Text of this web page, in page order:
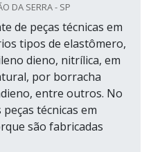
DA SERRA - SP
de peças técnicas em
tipos de elastômero,
dieno, nitrílica, em
por borracha
entre outros. No
técnicas em
são fabricadas